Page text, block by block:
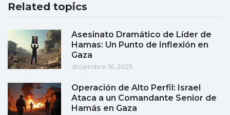
Related topics
Asesinato Dramático de Líder de
Hamas: Un Punto de Inflexión en
Gaza
diciembre 16, 2025
Operación de Alto Perfil: Israel
Ataca a un Comandante Senior de
Hamás en Gaza